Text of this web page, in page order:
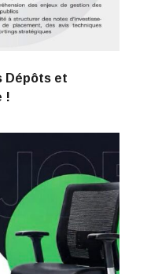
Dépôts et
!